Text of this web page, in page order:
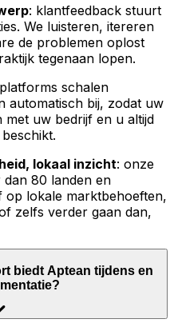
: klantfeedback stuurt
We luisteren, itereren
de problemen oplost
tegenaan lopen.
schalen
automatisch bij, zodat uw
met uw bedrijf en u altijd
lokaal inzicht: onze
dan 80 landen en
op lokale marktbehoeften,
zelfs verder gaan dan,
biedt Aptean tijdens en